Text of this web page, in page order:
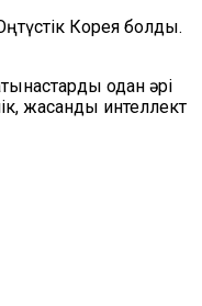
Корея болды.
одан әрі
жасанды интеллект